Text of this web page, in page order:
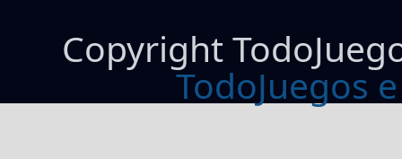
Copyright
TodoJuegos